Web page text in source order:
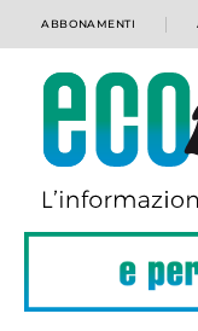
ABBONAMENTI